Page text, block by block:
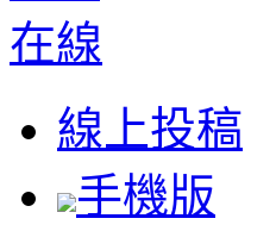
線上投稿
手機版